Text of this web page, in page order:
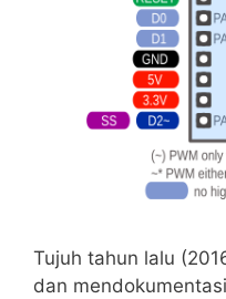
Tujuh tahun lalu
dan